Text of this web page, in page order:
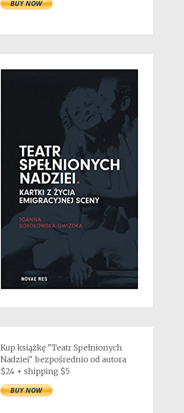
Kup książkę "Teatr Spełnionych
Nadziei" bezpośrednio od autora
$24 + shipping $5